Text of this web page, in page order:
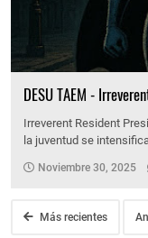
DESU TAEM -
Irreverent Resident
la juventud se
Noviembre 30, 2025
Más recientes